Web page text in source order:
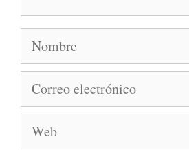
Nombre
Correo
Web